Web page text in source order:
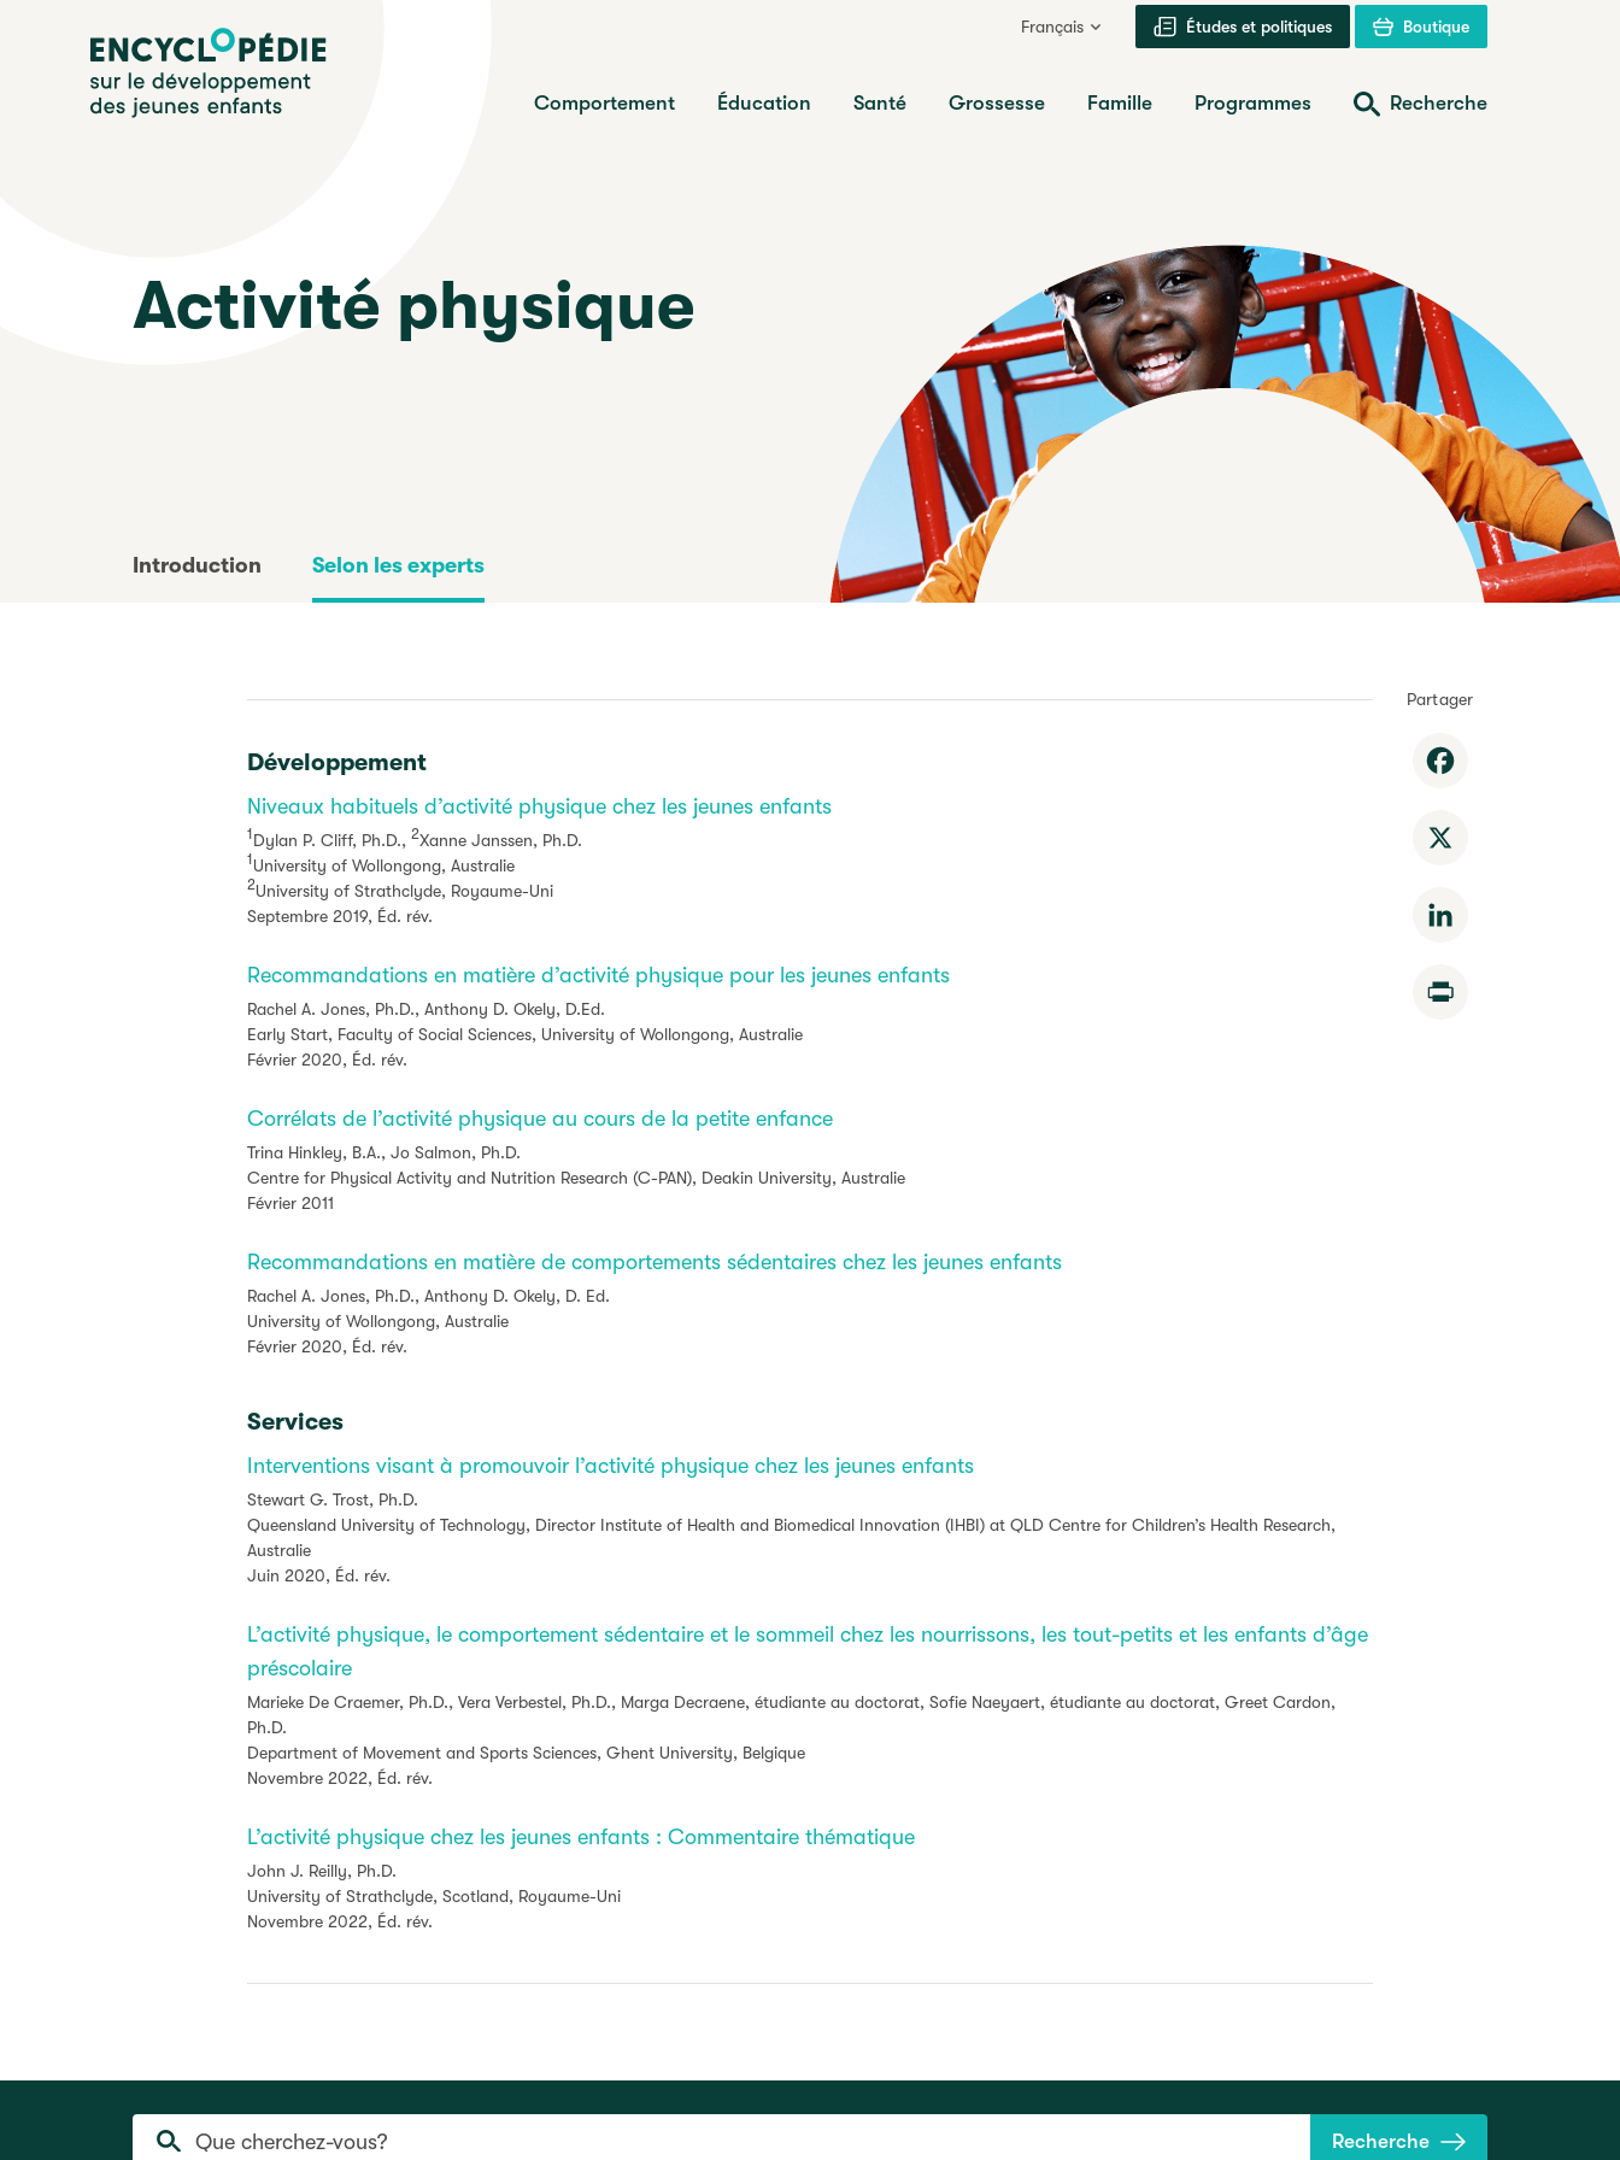
Encyclopédie sur le développement des jeunes enfants
Français Études et politiques Boutique
Comportement Éducation Santé Grossesse Famille Programmes Recherche
Activité physique
Introduction Selon les experts
Développement
Niveaux habituels d’activité physique chez les jeunes enfants
1 Dylan P. Cliff, Ph.D., 2Xanne Janssen, Ph.D.
1 University of Wollongong, Australie
2University of Strathclyde, Royaume-Uni
Septembre 2019, Éd. rév.
Recommandations en matière d’activité physique pour les jeunes enfants
Rachel A. Jones, Ph.D., Anthony D. Okely, D.Ed.
Early Start, Faculty of Social Sciences, University of Wollongong, Australie
Février 2020, Éd. rév.
Corrélats de l’activité physique au cours de la petite enfance
Trina Hinkley, B.A., Jo Salmon, Ph.D.
Centre for Physical Activity and Nutrition Research (C-PAN), Deakin University, Australie
Février 2011
Recommandations en matière de comportements sédentaires chez les jeunes enfants
Rachel A. Jones, Ph.D., Anthony D. Okely, D. Ed.
University of Wollongong, Australie
Février 2020, Éd. rév.
Services
Interventions visant à promouvoir l’activité physique chez les jeunes enfants
Stewart G. Trost, Ph.D.
Queensland University of Technology, Director Institute of Health and Biomedical Innovation (IHBI) at QLD Centre for Children’s Health Research,
Australie
Juin 2020, Éd. rév.
L’activité physique, le comportement sédentaire et le sommeil chez les nourrissons, les tout-petits et les enfants d’âge
préscolaire
Marieke De Craemer, Ph.D., Vera Verbestel, Ph.D., Marga Decraene, étudiante au doctorat, Sofie Naeyaert, étudiante au doctorat, Greet Cardon,
Ph.D.
Department of Movement and Sports Sciences, Ghent University, Belgique
Novembre 2022, Éd. rév.
L’activité physique chez les jeunes enfants : Commentaire thématique
John J. Reilly, Ph.D.
University of Strathclyde, Scotland, Royaume-Uni
Novembre 2022, Éd. rév.
Partager
Facebook
Que cherchez-vous?
Recherche